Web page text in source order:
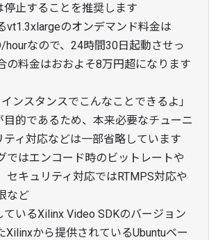
停止することを推奨します
vt1.3xlargeのオンデマンド料金は
hourなので、24時間30日起動させっ
の料金はおおよそ8万円超になります
ンスタンスでこんなことできるよ」
目的であるため、本来必要なチューニ
ティ対応などは一部省略しています
ではエンコード時のビットレートや
セキュリティ対応ではRTMPS対応や
など
いるXilinx Video SDKのバージョン
Xilinxから提供されているUbuntuベー